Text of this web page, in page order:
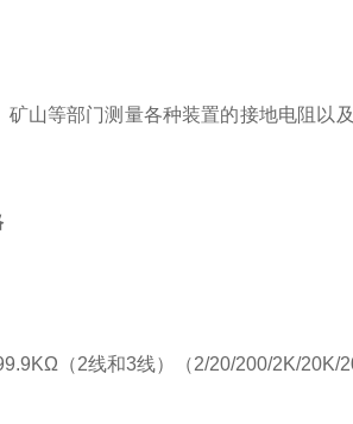
矿山等部门测量各种装置的接地电阻以
（2线和3线）（2/20/200/2K/20K/